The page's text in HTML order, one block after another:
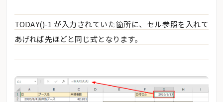
TODAY()-1 が入力されていた箇所に、セル参照を入れて
あげれば先ほどと同じ式となります。